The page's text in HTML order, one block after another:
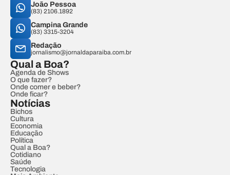
João Pessoa
(83) 2106.1892
Campina Grande
(83) 3315-3204
Redação
jornalismo@jornaldaparaiba.com.br
Qual a Boa?
Agenda de Shows
O que fazer?
Onde comer e beber?
Onde ficar?
Notícias
Bichos
Cultura
Economia
Educação
Política
Qual a Boa?
Cotidiano
Saúde
Tecnologia